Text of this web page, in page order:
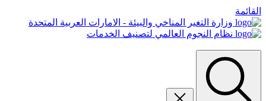
القائمة
وزارة التغير المناخي والبيئة - الامارات العربية المتحدة
نظام النجوم العالمي لتصنيف الخدمات